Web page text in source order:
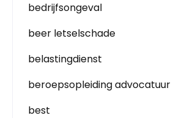
bedrijfsongeval
beer letselschade
belastingdienst
beroepsopleiding advocatuur
best